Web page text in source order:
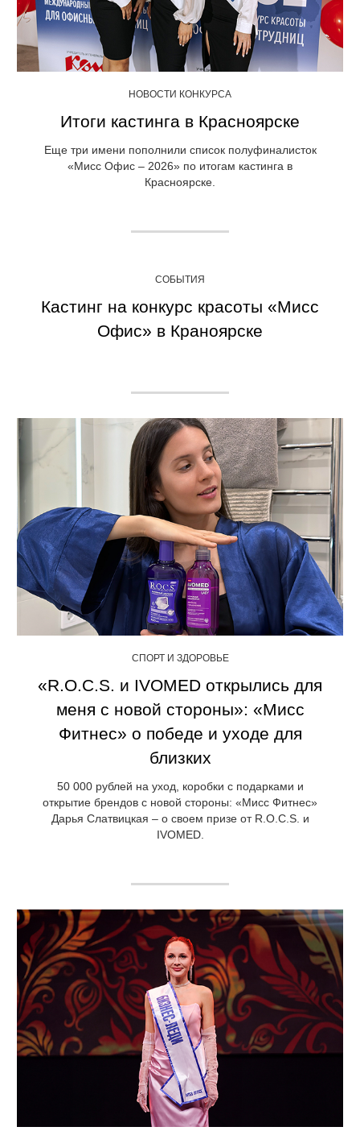
НОВОСТИ КОНКУРСА
Итоги кастинга в Красноярске
Еще три имени пополнили список полуфиналисток
«Мисс Офис – 2026» по итогам кастинга в
Красноярске.
СОБЫТИЯ
Кастинг на конкурс красоты «Мисс
Офис» в Краноярске
СПОРТ И ЗДОРОВЬЕ
«R.O.C.S. и IVOMED открылись для
меня с новой стороны»: «Мисс
Фитнес» о победе и уходе для
близких
50 000 рублей на уход, коробки с подарками и
открытие брендов с новой стороны: «Мисс Фитнес»
Дарья Слатвицкая – о своем призе от R.O.C.S. и
IVOMED.